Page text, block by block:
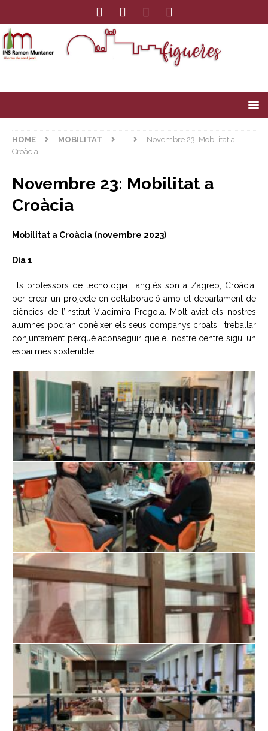
HOME MOBILITAT
Novembre 23: Mobilitat a
Croàcia
Novembre 23: Mobilitat a
Croàcia
Mobilitat a Croàcia (novembre 2023)
Dia 1
Els professors de tecnologia i anglès són a Zagreb, Croàcia,
per crear un projecte en col·laboració amb el departament de
ciències de l’institut Vladimira Pregola. Molt aviat els nostres
alumnes podran conèixer els seus companys croats i treballar
conjuntament perquè aconseguir que el nostre centre sigui un
espai més sostenible.